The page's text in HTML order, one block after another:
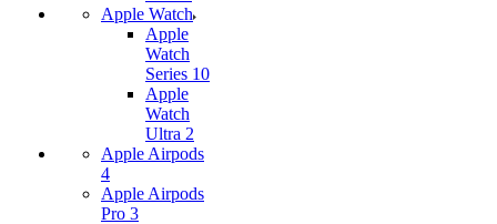
Apple Watch
Apple
Watch
Series 10
Apple
Watch
Ultra 2
Apple Airpods
4
Apple Airpods
Pro 3